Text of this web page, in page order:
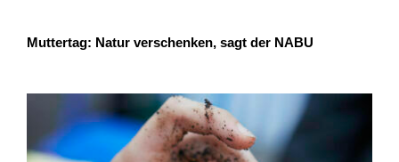
Muttertag: Natur verschenken, sagt der NABU